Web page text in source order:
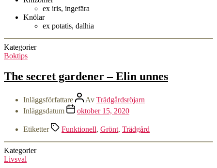
ex iris, ingefära
Knölar
ex potatis, dalhia
Kategorier
Boktips
The secret gardener – Elin unnes
Inläggsförfattare Av Trädgårdsröjarn
Inläggsdatum
oktober 15, 2020
Etiketter Funktionell, Grönt, Trädgård
Kategorier
Livsval